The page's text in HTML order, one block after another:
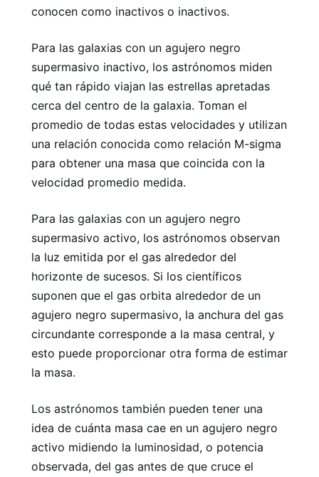
conocen como inactivos o inactivos.
Para las galaxias con un agujero negro
supermasivo inactivo, los astrónomos miden
qué tan rápido viajan las estrellas apretadas
cerca del centro de la galaxia. Toman el
promedio de todas estas velocidades y utilizan
una relación conocida como relación M-sigma
para obtener una masa que coincida con la
velocidad promedio medida.
Para las galaxias con un agujero negro
supermasivo activo, los astrónomos observan
la luz emitida por el gas alrededor del
horizonte de sucesos. Si los científicos
suponen que el gas orbita alrededor de un
agujero negro supermasivo, la anchura del gas
circundante corresponde a la masa central, y
esto puede proporcionar otra forma de estimar
la masa.
Los astrónomos también pueden tener una
idea de cuánta masa cae en un agujero negro
activo midiendo la luminosidad, o potencia
observada, del gas antes de que cruce el